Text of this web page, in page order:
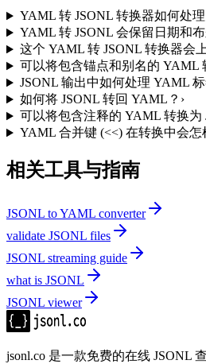
YAML 转 JSONL 转换器如何处
YAML 转 JSONL 会保留日期和
这个 YAML 转 JSONL 转换器会
可以将包含锚点和别名的 YAML
JSONL 输出中如何处理 YAML 标
如何将 JSONL 转回 YAML？ ›
可以将包含注释的 YAML 转换为
YAML 合并键 (<<) 在转换中会怎
相关工具与指南
JSONL to YAML converter
validate JSONL files
JSONL streaming guide
what is JSONL
JSONL viewer
jsonl.co 是一款免费的在线 JSONL